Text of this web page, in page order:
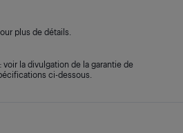
plus de détails.
la divulgation de la garantie de
ci-dessous.